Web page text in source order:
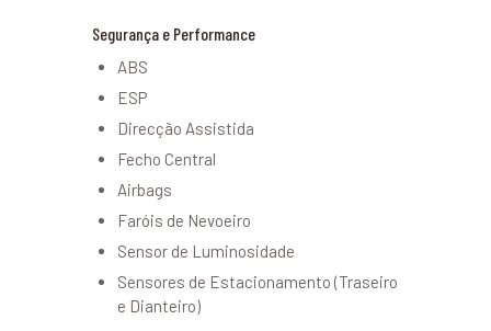
Segurança e Performance
ABS
ESP
Direcção Assistida
Fecho Central
Airbags
Faróis de Nevoeiro
Sensor de Luminosidade
Sensores de Estacionamento (Traseiro
e Dianteiro)